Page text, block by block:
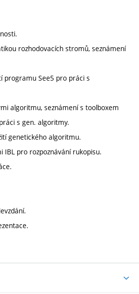
rozhodovacích stromů, seznámení
programu See5 pro práci s
algoritmu, seznámení s toolboxem
s gen. algoritmy.
genetického algoritmu.
IBL pro rozpoznávání rukopisu.